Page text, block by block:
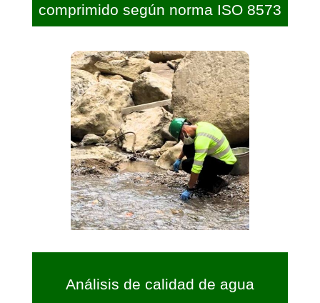
comprimido según norma ISO 8573
Análisis de calidad de agua